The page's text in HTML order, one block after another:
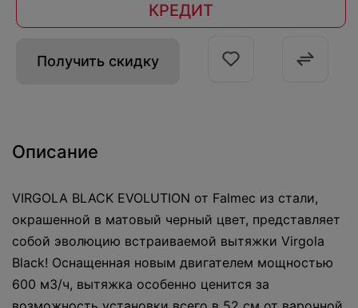
КРЕДИТ
Получить скидку
Описание
VIRGOLA BLACK EVOLUTION от Falmec из стали,
окрашенной в матовый черный цвет, представляет
собой эволюцию встраиваемой вытяжки Virgola
Black! Оснащенная новым двигателем мощностью
600 м3/ч, вытяжка особенно ценится за